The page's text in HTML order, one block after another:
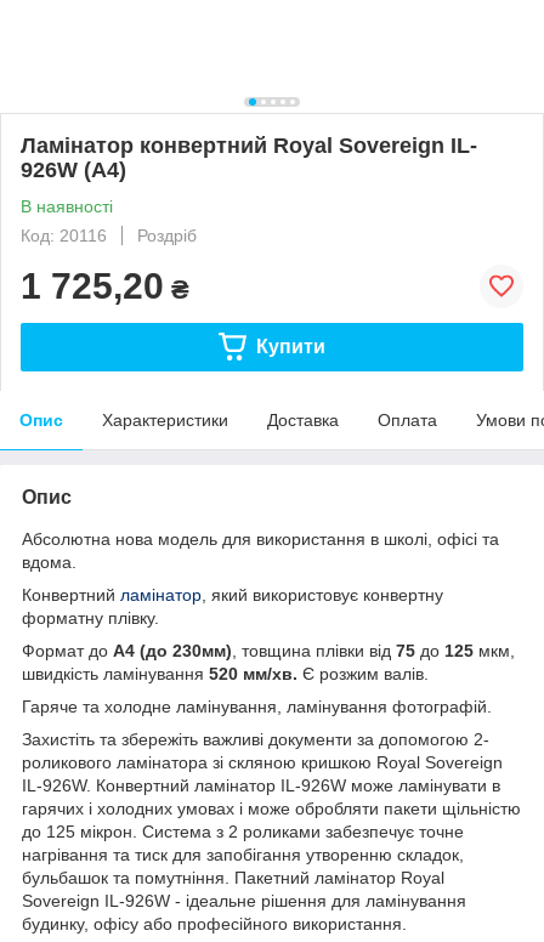
Ламінатор конвертний Royal Sovereign IL-
926W (А4)
В наявності
Код: 20116
Роздріб
1 725,20 ₴
Купити
Опис Характеристики Доставка Оплата Умови
Опис
Абсолютна нова модель для використання в школі, офісі та
вдома.
Конвертний ламінатор , який використовує конвертну
форматну плівку.
Формат до А4 (до 230мм) , товщина плівки від 75 до 125 мкм,
швидкість ламінування 520 мм/хв. Є розжим валів.
Гаряче та холодне ламінування, ламінування фотографій.
Захистіть та збережіть важливі документи за допомогою 2-
роликового ламінатора зі скляною кришкою Royal Sovereign
IL-926W. Конвертний ламінатор IL-926W може ламінувати в
гарячих і холодних умовах і може обробляти пакети щільністю
до 125 мікрон. Система з 2 роликами забезпечує точне
нагрівання та тиск для запобігання утворенню складок,
бульбашок та помутніння. Пакетний ламінатор Royal
Sovereign IL-926W - ідеальне рішення для ламінування
будинку, офісу або професійного використання.